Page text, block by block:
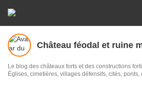
Château féodal et ruine
Le blog des châteaux forts et des constructions
Églises, cimetières, villages défensifs, cités, ponts,